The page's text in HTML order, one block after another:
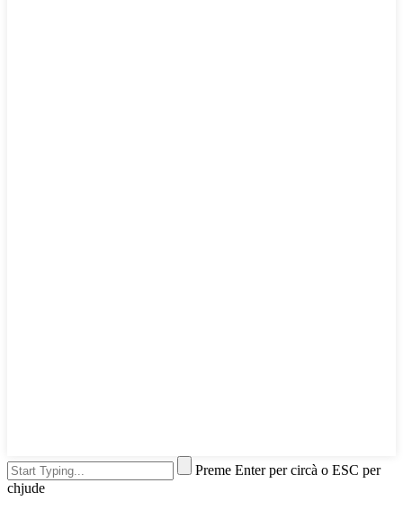
Preme Enter per circà o ESC per
chjude